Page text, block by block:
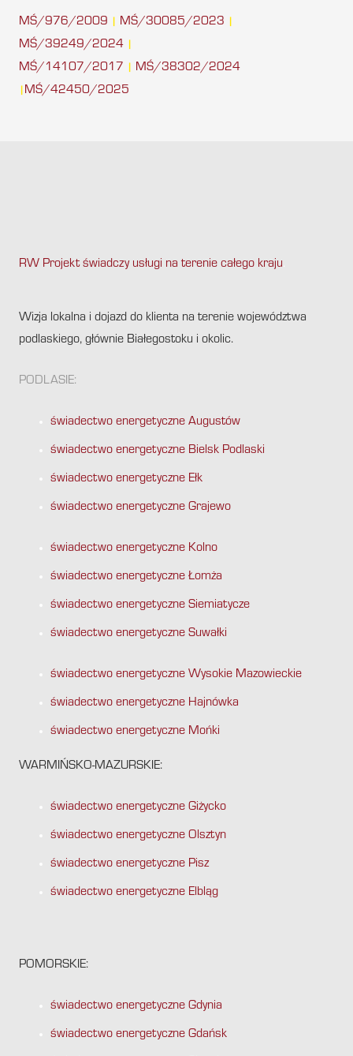
MŚ/976/2009 MŚ/30085/2023
MŚ/39249/2024
MŚ/14107/2017 MŚ/38302/2024
MŚ/42450/2025
RW Projekt świadczy usługi na terenie całego kraju
Wizja lokalna i dojazd do klienta na terenie województwa
podlaskiego, głównie Białegostoku i okolic.
PODLASIE:
świadectwo energetyczne Augustów
świadectwo energetyczne Bielsk Podlaski
świadectwo energetyczne Ełk
świadectwo energetyczne Grajewo
świadectwo energetyczne Kolno
świadectwo energetyczne Łomża
świadectwo energetyczne Siemiatycze
świadectwo energetyczne Suwałki
świadectwo energetyczne Wysokie Mazowieckie
świadectwo energetyczne Hajnówka
świadectwo energetyczne Mońki
WARMIŃSKO-MAZURSKIE:
świadectwo energetyczne Giżycko
świadectwo energetyczne Olsztyn
świadectwo energetyczne Pisz
świadectwo energetyczne Elbląg
POMORSKIE:
świadectwo energetyczne Gdynia
świadectwo energetyczne Gdańsk